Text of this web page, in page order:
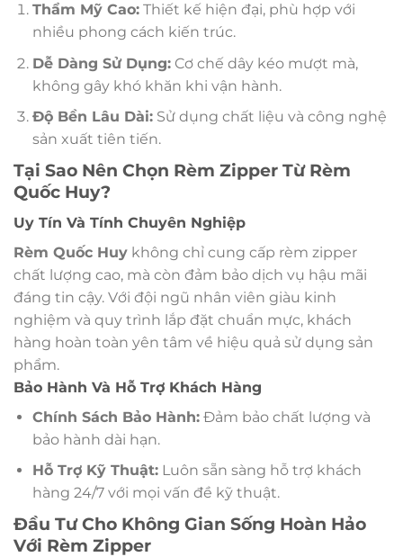
Thẩm Mỹ Cao:Thiết kế hiện đại, phù hợp với
nhiều phong cách kiến trúc.
Dễ Dàng Sử Dụng:Cơ chế dây kéo mượt mà,
không gây khó khăn khi vận hành.
Độ Bền Lâu Dài:Sử dụng chất liệu và công nghệ
sản xuất tiên tiến.
Tại Sao Nên Chọn Rèm Zipper Từ Rèm
Quốc Huy?
Uy Tín Và Tính Chuyên Nghiệp
Rèm Quốc Huy không chỉ cung cấp rèm zipper
chất lượng cao, mà còn đảm bảo dịch vụ hậu mãi
đáng tin cậy. Với đội ngũ nhân viên giàu kinh
nghiệm và quy trình lắp đặt chuẩn mực, khách
hàng hoàn toàn yên tâm về hiệu quả sử dụng sản
phẩm.
Bảo Hành Và Hỗ Trợ Khách Hàng
Chính Sách Bảo Hành:Đảm bảo chất lượng và
bảo hành dài hạn.
Hỗ Trợ Kỹ Thuật:Luôn sẵn sàng hỗ trợ khách
hàng 24/7 với mọi vấn đề kỹ thuật.
Đầu Tư Cho Không Gian Sống Hoàn Hảo
Với Rèm Zipper